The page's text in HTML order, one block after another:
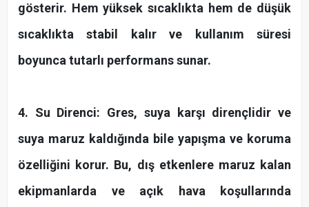
gösterir. Hem yüksek sıcaklıkta hem de düşük
sıcaklıkta stabil kalır ve kullanım süresi
boyunca tutarlı performans sunar.
4. Su Direnci: Gres, suya karşı dirençlidir ve
suya maruz kaldığında bile yapışma ve koruma
özelliğini korur. Bu, dış etkenlere maruz kalan
ekipmanlarda ve açık hava koşullarında